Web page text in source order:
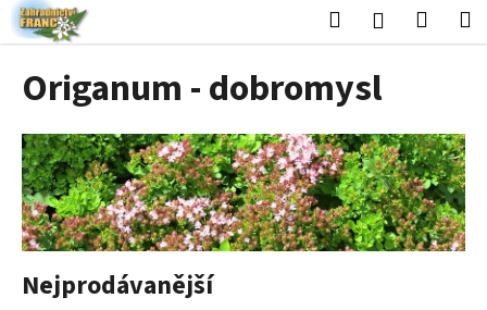
Přejít
na
obsah
HledatPřihlášení
Origanum - dobromysl
Nejprodávanější
K
o
o
p
o
t
ř
e